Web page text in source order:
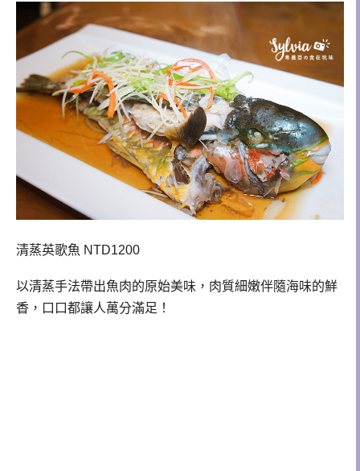
清蒸英歌魚 NTD1200
以清蒸手法帶出魚肉的原始美味，肉質細嫩伴隨海味的鮮
香，口口都讓人萬分滿足！